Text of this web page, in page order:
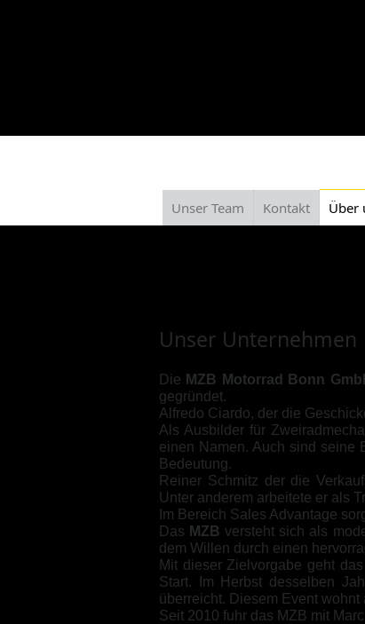
Unser Team Kontakt Über
Unser Unternehmen
Die MZB Motorrad Bonn
gegründet.
Alfredo Ciardo, der die
Als Ausbilder für
einen Namen. Auch sind seine
Bedeutung.
Reiner Schmitz der die
Unter anderem arbeitete er als
Im Bereich Sales Advantage
Das MZB versteht sich als
dem Willen durch einen
Mit dieser Zielvorgabe geht das
Start. Im Herbst desselben
überreicht. Diesem Event
Seit 2010 fuhr das MZB mit